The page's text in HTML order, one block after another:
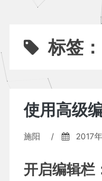
标签：
使用高级
施阳 / 2017
开启编辑栏